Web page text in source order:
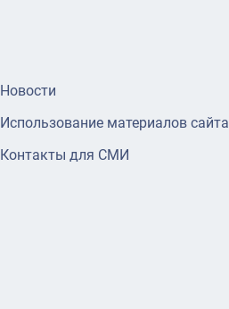
Новости
Использование материалов сайта
Контакты для СМИ